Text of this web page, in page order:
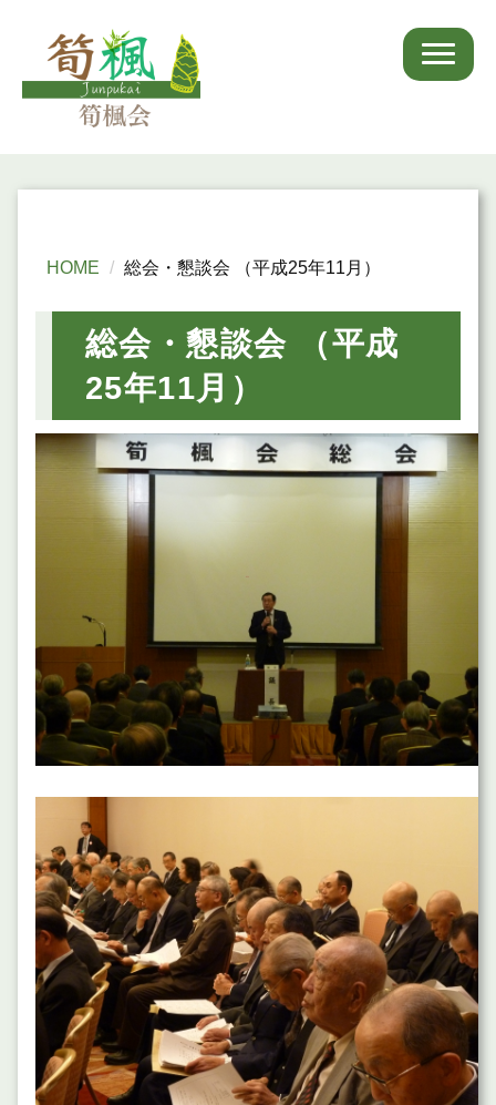
HOME 総会・懇談会 （平成25年11月）
総会・懇談会 （平成
25年11月）